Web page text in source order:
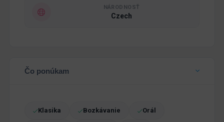
NÁRODNOSŤ
Czech
Čo ponúkam
Klasika Bozkávanie Orál